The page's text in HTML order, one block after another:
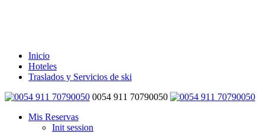
Inicio
Hoteles
Traslados y Servicios de ski
0054 911 70790050
Mis Reservas
Init session